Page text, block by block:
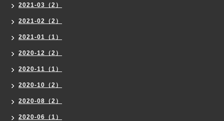
2021-03（2）
2021-02（2）
2021-01（1）
2020-12（2）
2020-11（1）
2020-10（2）
2020-08（2）
2020-06（1）